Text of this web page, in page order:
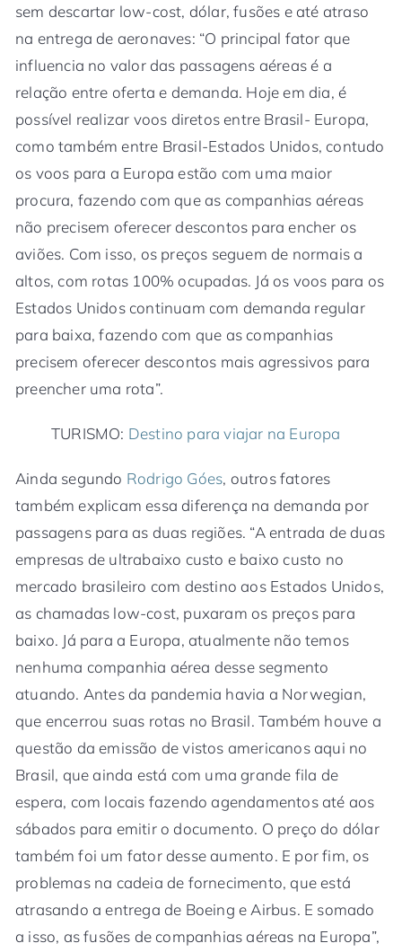
sem descartar low-cost, dólar, fusões e até atraso
na entrega de aeronaves: “O principal fator que
influencia no valor das passagens aéreas é a
relação entre oferta e demanda. Hoje em dia, é
possível realizar voos diretos entre Brasil- Europa,
como também entre Brasil-Estados Unidos, contudo
os voos para a Europa estão com uma maior
procura, fazendo com que as companhias aéreas
não precisem oferecer descontos para encher os
aviões. Com isso, os preços seguem de normais a
altos, com rotas 100% ocupadas. Já os voos para os
Estados Unidos continuam com demanda regular
para baixa, fazendo com que as companhias
precisem oferecer descontos mais agressivos para
preencher uma rota”.
TURISMO: Destino para viajar na Europa
Ainda segundo Rodrigo Góes, outros fatores
também explicam essa diferença na demanda por
passagens para as duas regiões. “A entrada de duas
empresas de ultrabaixo custo e baixo custo no
mercado brasileiro com destino aos Estados Unidos,
as chamadas low-cost, puxaram os preços para
baixo. Já para a Europa, atualmente não temos
nenhuma companhia aérea desse segmento
atuando. Antes da pandemia havia a Norwegian,
que encerrou suas rotas no Brasil. Também houve a
questão da emissão de vistos americanos aqui no
Brasil, que ainda está com uma grande fila de
espera, com locais fazendo agendamentos até aos
sábados para emitir o documento. O preço do dólar
também foi um fator desse aumento. E por fim, os
problemas na cadeia de fornecimento, que está
atrasando a entrega de Boeing e Airbus. E somado
a isso, as fusões de companhias aéreas na Europa”,